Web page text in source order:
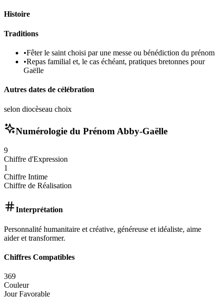
Histoire
Traditions
•Fêter le saint choisi par une messe ou bénédiction du prénom
•Repas familial et, le cas échéant, pratiques bretonnes pour
Gaëlle
Autres dates de célébration
selon diocèseau choix
Numérologie du PrénomAbby-Gaëlle
9
Chiffre d'Expression
1
Chiffre Intime
Chiffre de Réalisation
Interprétation
Personnalité humanitaire et créative, généreuse et idéaliste, aime
aider et transformer.
Chiffres Compatibles
369
Couleur
Jour Favorable